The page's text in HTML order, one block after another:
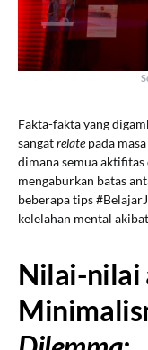
Fakta-fakta yang
sangatrelatepada
dimana semua
mengaburkan batas
beberapa tips
kelelahan mental
Nilai-nilai